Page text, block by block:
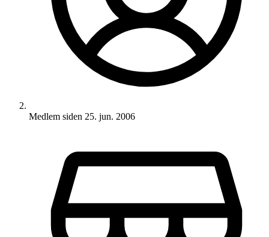
Medlem siden 25. jun. 2006